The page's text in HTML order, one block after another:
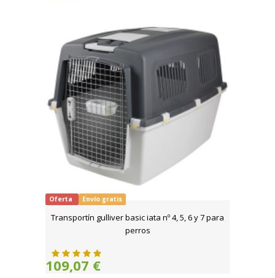
Oferta Envío gratis
Transportín gulliver basic iata nº 4, 5, 6 y 7 para
perros
109,07 €